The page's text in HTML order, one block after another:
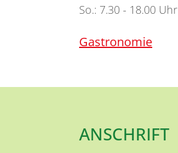
So.: 7.30 - 18.00 Uhr
Gastronomie
ANSCHRIFT